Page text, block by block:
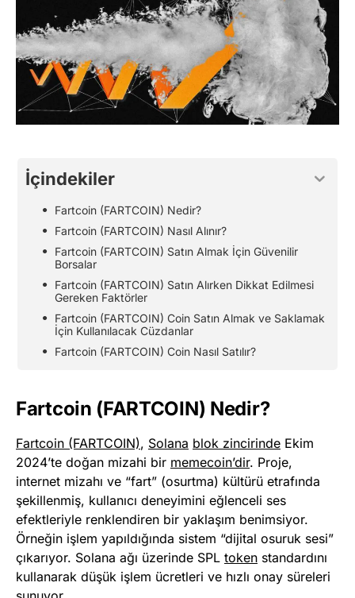
İçindekiler
Fartcoin (FARTCOIN) Nedir?
Fartcoin (FARTCOIN) Nasıl Alınır?
Fartcoin (FARTCOIN) Satın Almak İçin Güvenilir
Borsalar
Fartcoin (FARTCOIN) Satın Alırken Dikkat Edilmesi
Gereken Faktörler
Fartcoin (FARTCOIN) Coin Satın Almak ve Saklamak
İçin Kullanılacak Cüzdanlar
Fartcoin (FARTCOIN) Coin Nasıl Satılır?
Fartcoin (FARTCOIN) Nedir?
Fartcoin (FARTCOIN), Solana blok zincirinde Ekim
2024’te doğan mizahi bir memecoin’dir. Proje,
internet mizahı ve “fart” (osurtma) kültürü etrafında
şekillenmiş, kullanıcı deneyimini eğlenceli ses
efektleriyle renklendiren bir yaklaşım benimsiyor.
Örneğin işlem yapıldığında sistem “dijital osuruk sesi”
çıkarıyor. Solana ağı üzerinde SPL token standardını
kullanarak düşük işlem ücretleri ve hızlı onay süreleri